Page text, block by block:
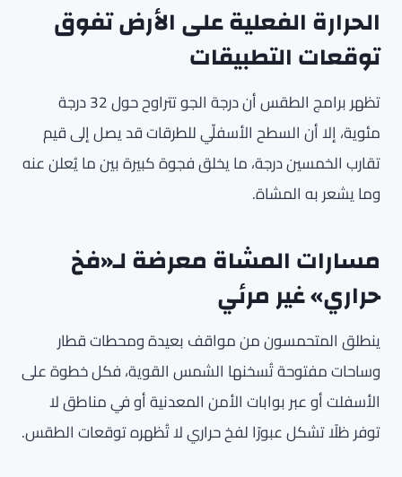
الحرارة الفعلية على الأرض تفوق
توقعات التطبيقات
تظهر برامج الطقس أن درجة الجو تتراوح حول 32 درجة
مئوية، إلا أن السطح الأسفلّي للطرقات قد يصل إلى قيم
تقارب الخمسين درجة، ما يخلق فجوة كبيرة بين ما يُعلن عنه
وما يشعر به المشاة.
مسارات المشاة معرضة لـ«فخ
حراري» غير مرئي
ينطلق المتحمسون من مواقف بعيدة ومحطات قطار
وساحات مفتوحة تُسخنها الشمس القوية، فكل خطوة على
الأسفلت أو عبر بوابات الأمن المعدنية أو في مناطق لا
توفر ظلًا تشكل عبورًا لفخ حراري لا تُظهره توقعات الطقس.